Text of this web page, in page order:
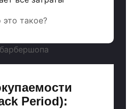
это такое?
Period):